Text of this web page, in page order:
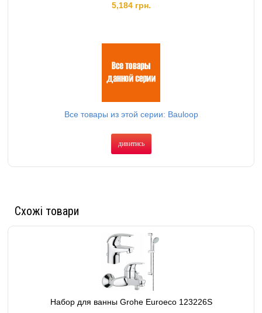
5,184 грн.
Все товары из этой серии: Bauloop
дивитись
Схожі товари
Набор для ванны Grohe Euroeco 123226S